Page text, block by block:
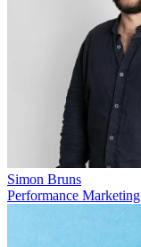
Simon Bruns
Performance Marketing